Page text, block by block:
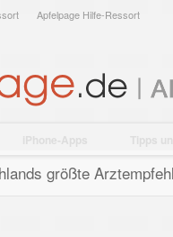
Apfelpage Hilfe-Ressort
größte